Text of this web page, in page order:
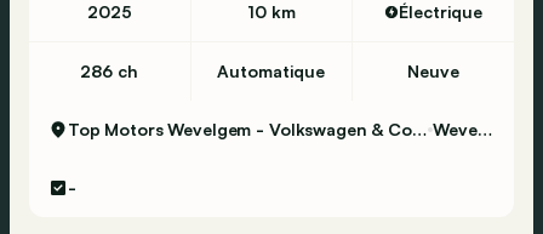
2025 10 km Électrique
286 ch Automatique Neuve
Top Motors Wevelgem - Volkswagen & Commercial Vehicles Wevelgem
-